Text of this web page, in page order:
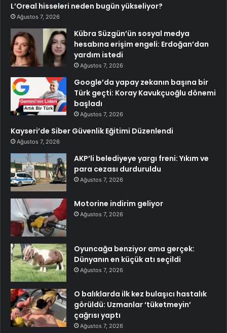
L’Oreal hisseleri neden bugün yükseliyor?
Ağustos 7, 2026
Kübra Süzgün’ün sosyal medya
hesabına erişim engeli: Erdoğan’dan
yardım istedi
Ağustos 7, 2026
Google’da yapay zekanın başına bir
Türk geçti: Koray Kavukçuoğlu dönemi
başladı
Ağustos 7, 2026
Kayseri’de Siber Güvenlik Eğitimi Düzenlendi
Ağustos 7, 2026
AKP’li belediyeye yargı freni: Yıkım ve
para cezası durduruldu
Ağustos 7, 2026
Motorine indirim geliyor
Ağustos 7, 2026
Oyuncağa benziyor ama gerçek:
Dünyanın en küçük atı seçildi
Ağustos 7, 2026
O balıklarda ilk kez bulaşıcı hastalık
görüldü: Uzmanlar ‘tüketmeyin’
çağrısı yaptı
Ağustos 7, 2026